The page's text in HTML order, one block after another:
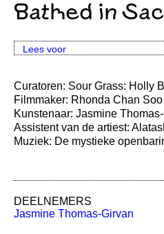
Bathed in
Lees voor
Curatoren: Sour Grass: Holly
Filmmaker: Rhonda Chan Soo
Kunstenaar: Jasmine
Assistent van de artiest:
Muziek: De mystieke
DEELNEMERS
Jasmine Thomas-Girvan